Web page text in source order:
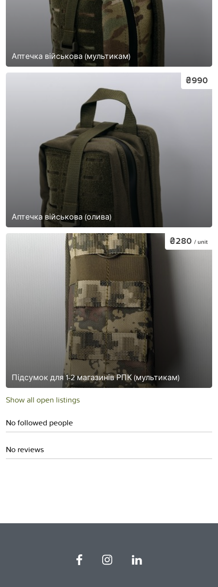
Аптечка військова (мультикам)
Аптечка військова (олива)
₴990
Підсумок для 1-2 магазинів РПК (мультикам)
₴280 / unit
Show all open listings
No followed people
No reviews